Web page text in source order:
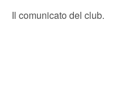
Il comunicato del club.